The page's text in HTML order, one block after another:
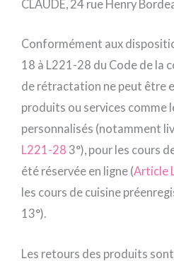
CLAUDE, 24 rue Henry
Conformément aux
18 à L221-28 du Code de la
de rétractation ne peut être
produits ou services comme
personnalisés (notamment
L221-28 3°), pour les cours
été réservée en ligne (Article
les cours de cuisine
13°).
Les retours des produits